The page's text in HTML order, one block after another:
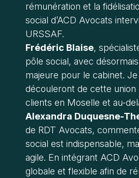
rémunération et la
social d’ACD Avocats
URSSAF.
Frédéric Blaise,
pôle social, avec
majeure pour le cabinet.
découleront de cette union
clients en Moselle et au-
Alexandra Duquesne-
de RDT Avocats,
social est indispensable,
agile. En intégrant ACD
globale et flexible afin de